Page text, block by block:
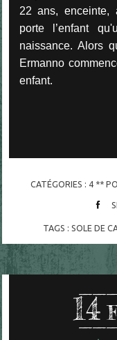
22 ans, enceinte,
porte l’enfant
naissance. Alors
Ermanno
enfant.
CATÉGORIES : 4 **
TAGS :SOLE DE
14